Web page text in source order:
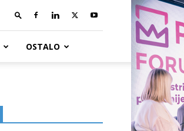
OSTALO